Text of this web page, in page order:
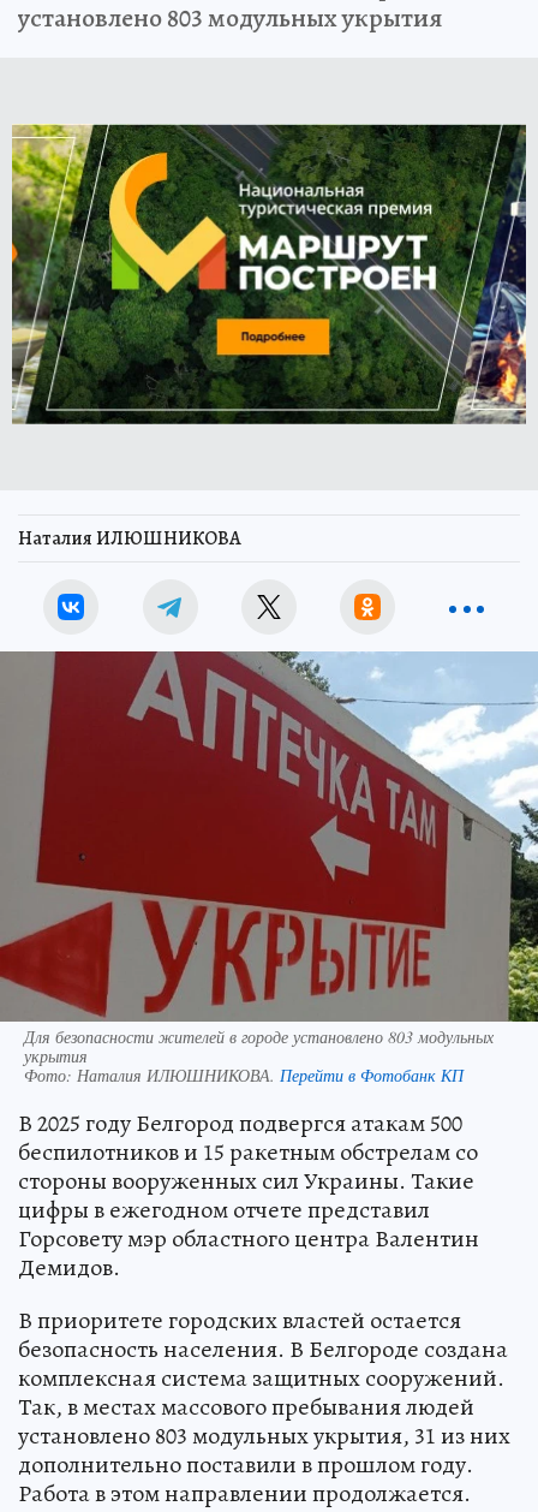
установлено 803 модульных укрытия
Наталия ИЛЮШНИКОВА
Для безопасности жителей в городе установлено 803 модульных
укрытия
Фото: Наталия ИЛЮШНИКОВА. Перейти в Фотобанк КП
В 2025 году Белгород подвергся атакам 500
беспилотников и 15 ракетным обстрелам со
стороны вооруженных сил Украины. Такие
цифры в ежегодном отчете представил
Горсовету мэр областного центра Валентин
Демидов.
В приоритете городских властей остается
безопасность населения. В Белгороде создана
комплексная система защитных сооружений.
Так, в местах массового пребывания людей
установлено 803 модульных укрытия, 31 из них
дополнительно поставили в прошлом году.
Работа в этом направлении продолжается.